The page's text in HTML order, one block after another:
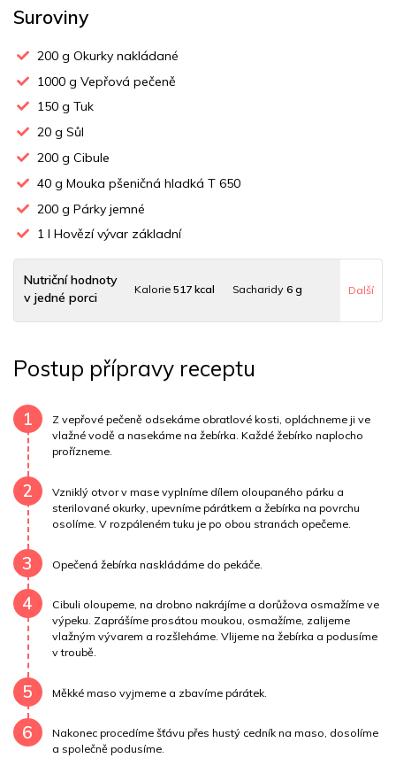
Suroviny
200 g Okurky nakládané
1000 g Vepřová pečeně
150 g Tuk
20 g Sůl
200 g Cibule
40 g Mouka pšeničná hladká T 650
200 g Párky jemné
1 l Hovězí vývar základní
Nutriční hodnoty
v jedné porci
Kalorie517 kcal Sacharidy 6 g
Uhlovodany 3 g Cholesterol 86.3 mg
Draslík 379 mg Vláknina1412 mg
Vitamín A1412 mg
Vitamín B120 mg Vitamín C 2.7 mg
Vitamín E0.4 mg Vápník0 mg Železo1.6 mg
Další
Postup přípravy receptu
1
Z vepřové pečeně odsekáme obratlové kosti, opláchneme ji ve
vlažné vodě a nasekáme na žebírka. Každé žebírko naplocho
prořízneme.
2
Vzniklý otvor v mase vyplníme dílem oloupaného párku a
sterilované okurky, upevníme párátkem a žebírka na povrchu
osolíme. V rozpáleném tuku je po obou stranách opečeme.
3 Opečená žebírka naskládáme do pekáče.
4
Cibuli oloupeme, na drobno nakrájíme a dorůžova osmažíme ve
výpeku. Zaprášíme prosátou moukou, osmažíme, zalijeme
vlažným vývarem a rozšleháme. Vlijeme na žebírka a podusíme
v troubě.
5 Měkké maso vyjmeme a zbavíme párátek.
6
Nakonec procedíme šťávu přes hustý cedník na maso, dosolíme
a společně podusíme.